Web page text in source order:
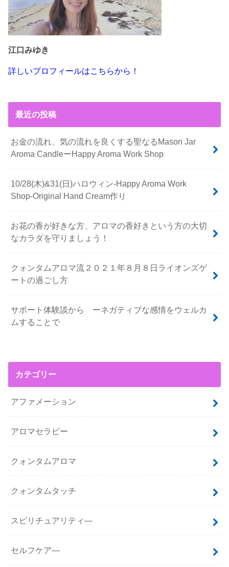
江口みゆき
詳しいプロフィールはこちらから！
最近の投稿
お金の流れ、気の流れを良くする聖なるMason Jar
Aroma CandleーHappy Aroma Work Shop
10/28(木)&31(日)ハロウィン-Happy Aroma Work
Shop-Original Hand Cream作り
お花の香が好きな方、アロマの香好きという方の大切
なカラダを守りましょう！
クォンタムアロマ流２０２１年８月８日ライオンズゲ
ートの過ごし方
サポート体験談から ーネガティブな感情をウェルカ
ムすることで
カテゴリー
アファメーション
アロマセラピー
クォンタムアロマ
クォンタムタッチ
スピリチュアリティ―
セルフケア―